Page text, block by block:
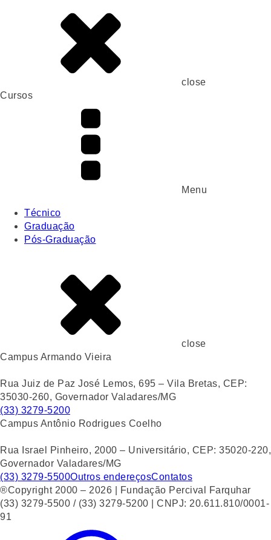
close
Cursos
Menu
Técnico
Graduação
Pós-Graduação
close
Campus Armando Vieira
Rua Juiz de Paz José Lemos, 695 – Vila Bretas, CEP:
35030-260, Governador Valadares/MG
(33) 3279-5200
Campus Antônio Rodrigues Coelho
Rua Israel Pinheiro, 2000 – Universitário, CEP: 35020-220,
Governador Valadares/MG
(33) 3279-5500Outros endereçosContatos
®Copyright 2000 – 2026 | Fundação Percival Farquhar
(33) 3279-5500 / (33) 3279-5200 | CNPJ: 20.611.810/0001-
91